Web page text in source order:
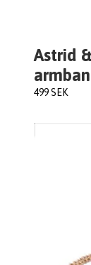
Astrid
499 SEK